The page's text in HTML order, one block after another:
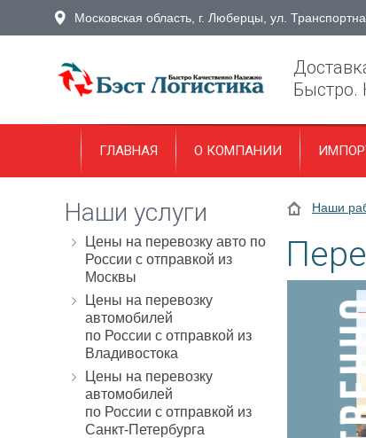
Московская область, г. Люберцы, ул.
Быстро.
ГЛАВНАЯ О КОМПАНИИ
Наши услуги
Цены на перевозку авто по
России с отправкой из
Москвы
Цены на перевозку
автомобилей
по России с отправкой из
Владивостока
Цены на перевозку
автомобилей
по России с отправкой из
Санкт-Петербурга
Наши